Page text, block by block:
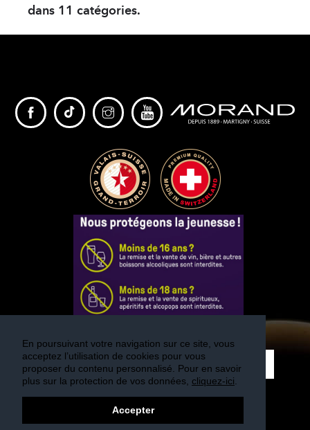
En poursuivant votre navigation sur ce site, vous
acceptez l’utilisation de cookies pour vous
proposer du contenu personnalisé. Pour en savoir
plus sur la protection de vos données, cliquez-ici
Accepter
dans 11 catégories.
S'INSCRIRE